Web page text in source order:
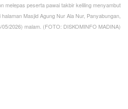
melepas peserta pawai takbir keliling menyambut
Masjid Agung Nur Ala Nur, Panyabungan,
05/2026) malam. (FOTO: DISKOMINFO MADINA)